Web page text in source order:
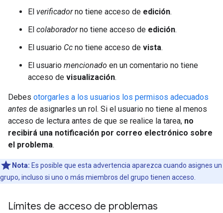
El verificadorno tiene acceso de edición.
El colaboradorno tiene acceso de edición.
El usuario Cc no tiene acceso de vista.
El usuario mencionado en un comentario no tiene
acceso de visualización.
Debes otorgarles a los usuarios los permisos adecuados
antes de asignarles un rol. Si el usuario no tiene al menos
acceso de lectura antes de que se realice la tarea, no
recibirá una notificación por correo electrónico sobre
el problema.
Nota: Es posible que esta advertencia aparezca cuando asignes un
grupo, incluso si uno o más miembros del grupo tienen acceso.
Límites de acceso de problemas